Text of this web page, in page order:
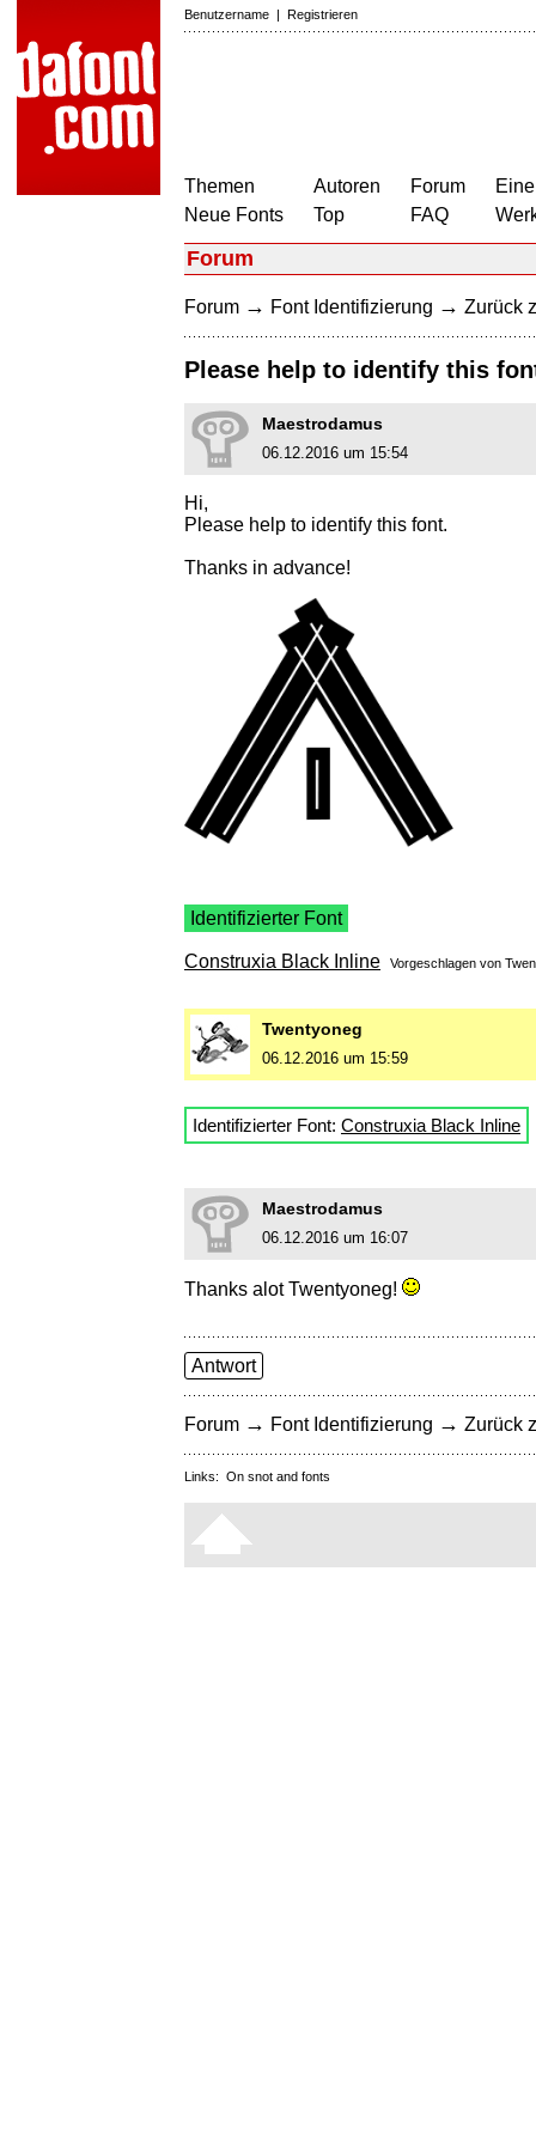
Benutzername | Registrieren
Themen
Neue Fonts
Autoren
Top
Forum
FAQ
Forum
Forum → Font Identifizierung → Zurück
Please help to identify this
Maestrodamus
06.12.2016 um 15:54
Hi,
Please help to identify this font.
Thanks in advance!
Identifizierter Font
Construxia Black Inline Vorgeschlagen von
Twentyoneg
06.12.2016 um 15:59
Identifizierter Font: Construxia Black Inline
Maestrodamus
06.12.2016 um 16:07
Thanks alot Twentyoneg!
Antwort
Forum → Font Identifizierung → Zurück
Links: On snot and fonts